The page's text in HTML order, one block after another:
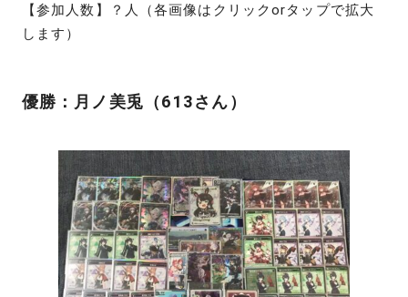
【参加人数】？人（各画像はクリックorタップで拡大
します）
優勝：月ノ美兎（613さん）